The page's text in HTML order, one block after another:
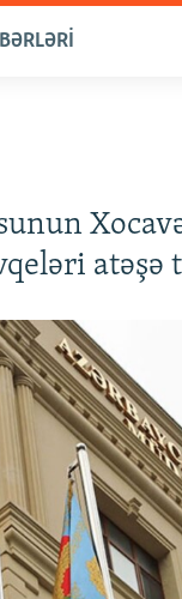
atəşə